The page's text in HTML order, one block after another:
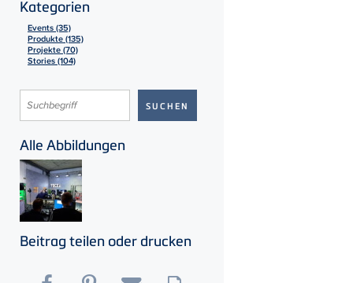
Kategorien
Events (35)
Produkte (135)
Projekte (70)
Stories (104)
Alle Abbildungen
Beitrag teilen oder drucken